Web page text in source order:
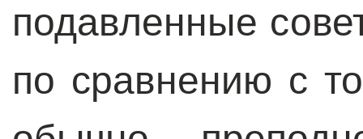
подавленные
по сравнению с